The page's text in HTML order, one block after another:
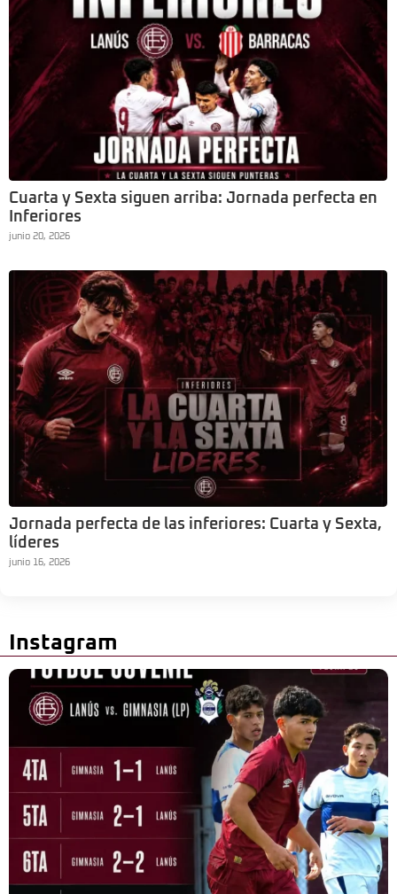
Cuarta y Sexta siguen arriba: Jornada perfecta en
Inferiores
junio 20, 2026
Jornada perfecta de las inferiores: Cuarta y Sexta,
líderes
junio 16, 2026
Instagram